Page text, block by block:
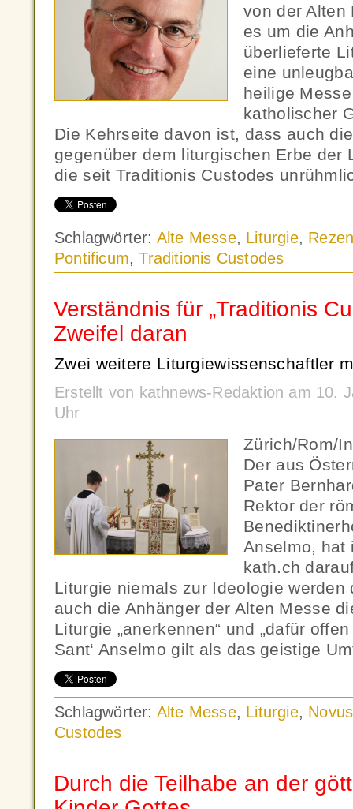
von der Alten
es um die
überlieferte
eine
heilige
katholischer
Die Kehrseite davon ist, dass auch
gegenüber dem liturgischen Erbe der
die seit Traditionis Custodes
Schlagwörter: Alte Messe, Liturgie,
Pontificum,Traditionis Custodes
Verständnis für „Traditionis
Zweifel daran
Zwei weitere Liturgiewissenschaftler
Erstellt von kathnews-Redaktion am 10.
Uhr
Zürich/Rom/
Der aus
Pater
Rektor der
Anselmo, hat
kath.ch
Liturgie niemals zur Ideologie werden
auch die Anhänger der Alten Messe
Liturgie „anerkennen“ und „dafür
Sant‘ Anselmo gilt als das geistige
Schlagwörter: Alte Messe, Liturgie,
Custodes
Durch die Teilhabe an der